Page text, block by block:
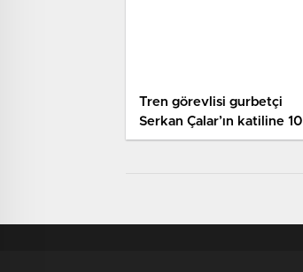
Tren görevlisi gurbetçi
Serkan Çalar’ın katiline 10
yıl hapis cezası